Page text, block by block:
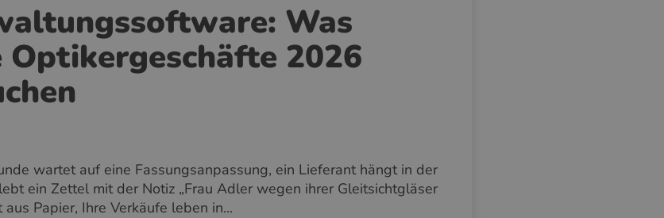
Was
Optikergeschäfte 2026
wartet auf eine Fassungsanpassung, ein Lieferant hängt in der
ein Zettel mit der Notiz „Frau Adler wegen ihrer Gleitsichtgläser
Papier, Ihre Verkäufe leben in...